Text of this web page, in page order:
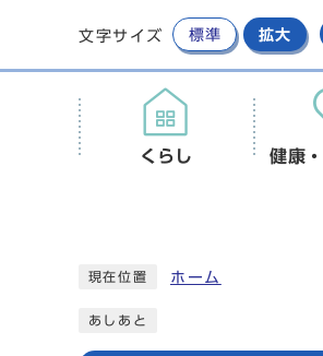
文字サイズ 標準 拡大
くらし 健康
現在位置 ホーム
あしあと